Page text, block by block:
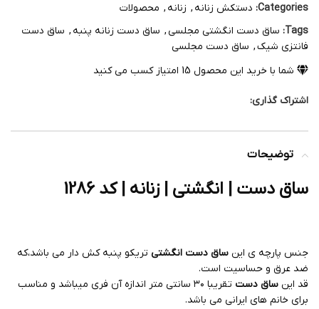
Categories: دستکش زنانه , زنانه , محصولات
Tags: ساق دست انگشتی مجلسی, ساق دست زنانه پنبه , ساق دست
فانتزی شیک, ساق دست مجلسی
شما با خرید این محصول 15 امتیاز کسب می کنید
اشتراک گذاری:
توضیحات
ساق دست | انگشتی | زنانه | کد 1286
جنس پارچه ی این ساق دست انگشتی تریکو پنبه کش دار می باشد،که
ضد عرق و حساسیت است.
قد این ساق دست
تقریبا ۳۰ سانتی متر اندازه آن فری میباشد و مناسب
برای خانم های ایرانی می باشد.